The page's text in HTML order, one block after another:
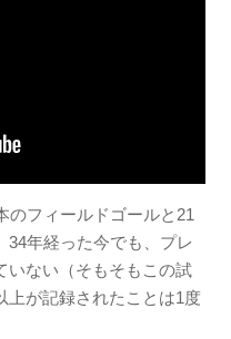
のフィールドゴールと21
34年経った今でも、プレ
いない（そもそもこの試
上が記録されたことは1度